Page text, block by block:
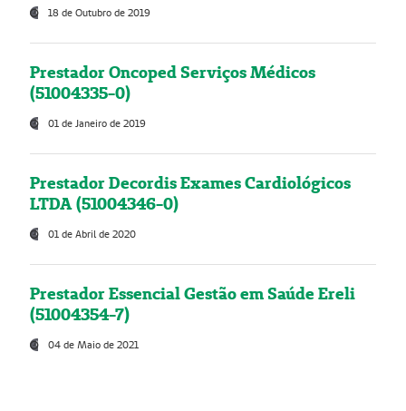
18 de Outubro de 2019
Prestador Oncoped Serviços Médicos
(51004335-0)
01 de Janeiro de 2019
Prestador Decordis Exames Cardiológicos
LTDA (51004346-0)
01 de Abril de 2020
Prestador Essencial Gestão em Saúde Ereli
(51004354-7)
04 de Maio de 2021